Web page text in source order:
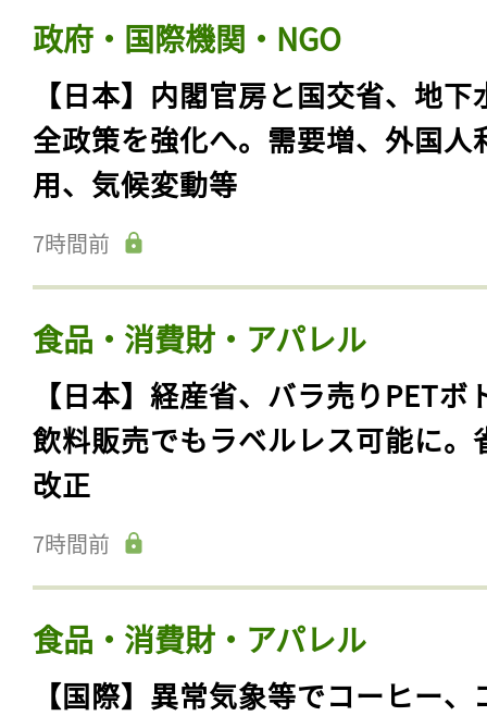
政府・国際機関・NGO
【日本】内閣官房と国交省、地下
全政策を強化へ。需要増、外国人
用、気候変動等
7時間前
食品・消費財・アパレル
【日本】経産省、バラ売りPETボ
飲料販売でもラベルレス可能に。
改正
7時間前
食品・消費財・アパレル
【国際】異常気象等でコーヒー、